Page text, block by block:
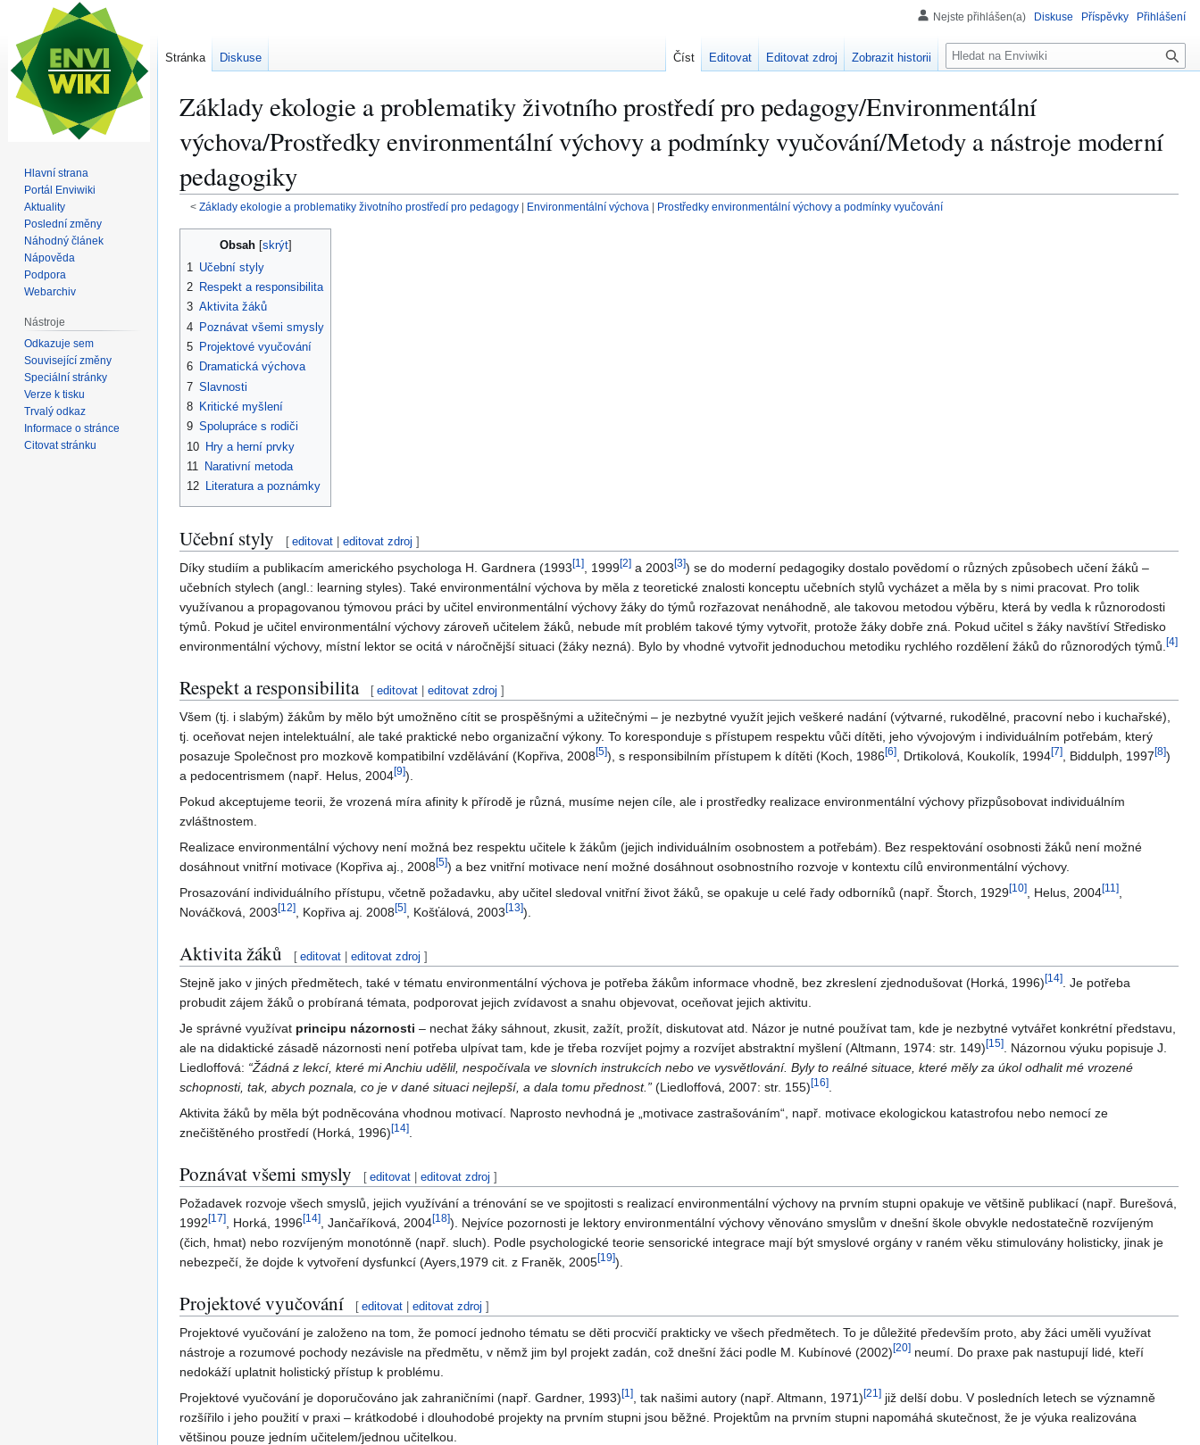
Základy ekologie a problematiky životního prostředí pro pedagogy/Environmentální
výchova/Prostředky environmentální výchovy a podmínky vyučování/Metody a nástroje moderní
pedagogiky
< Základy ekologie a problematiky životního prostředí pro pedagogy| Environmentální výchova Prostředky environmentální výchovy a podmínky vyučování
Obsah
1
Učební styly
2 Respekt a responsibilita
3 Aktivita žáků
4 Poznávat všemi smysly
5 Projektové vyučování
6 Dramatická výchova
7 Slavnosti
8 Kritické myšlení
9 Spolupráce s rodiči
10 Hry a herní prvky
11
Narativní metoda
12 Literatura a poznámky
Učební styly [ editovat |editovat zdroj ]
Díky studiím a publikacím amerického psychologa H. Gardnera (1993[1 ] , 1999[2] a 2003[3]) se do moderní pedagogiky dostalo povědomí o různých způsobech učení žáků –
učebních stylech (angl.: learning styles). Také environmentální výchova by měla z teoretické znalosti konceptu učebních stylů vycházet a měla by s nimi pracovat. Pro tolik
využívanou a propagovanou týmovou práci by učitel environmentální výchovy žáky do týmů rozřazovat nenáhodně, ale takovou metodou výběru, která by vedla k různorodosti
týmů. Pokud je učitel environmentální výchovy zároveň učitelem žáků, nebude mít problém takové týmy vytvořit, protože žáky dobře zná. Pokud učitel s žáky navštíví Středisko
environmentální výchovy, místní lektor se ocitá v náročnější situaci (žáky nezná). Bylo by vhodné vytvořit jednoduchou metodiku rychlého rozdělení žáků do různorodých týmů. [4]
Respekt a responsibilita [ editovat |editovat zdroj ]
Všem (tj. i slabým) žákům by mělo být umožněno cítit se prospěšnými a užitečnými – je nezbytné využít jejich veškeré nadání (výtvarné, rukodělné, pracovní nebo i kuchařské),
tj. oceňovat nejen intelektuální, ale také praktické nebo organizační výkony. To koresponduje s přístupem respektu vůči dítěti, jeho vývojovým i individuálním potřebám, který
posazuje Společnost pro mozkově kompatibilní vzdělávání (Kopřiva, 2008[5]), s responsibilním přístupem k dítěti (Koch, 1986[6] , Drtikolová, Koukolík, 1994[7] , Biddulph, 1997[8])
a pedocentrismem (např. Helus, 2004[9]).
Pokud akceptujeme teorii, že vrozená míra afinity k přírodě je různá, musíme nejen cíle, ale i prostředky realizace environmentální výchovy přizpůsobovat individuálním
zvláštnostem.
Realizace environmentální výchovy není možná bez respektu učitele k žákům (jejich individuálním osobnostem a potřebám). Bez respektování osobnosti žáků není možné
dosáhnout vnitřní motivace (Kopřiva aj., 2008[5]) a bez vnitřní motivace není možné dosáhnout osobnostního rozvoje v kontextu cílů environmentální výchovy.
Prosazování individuálního přístupu, včetně požadavku, aby učitel sledoval vnitřní život žáků, se opakuje u celé řady odborníků (např. Štorch, 1929[10] , Helus, 2004[11 ]
Nováčková, 2003[12] , Kopřiva aj. 2008[5] , Košťálová, 2003[13]).
Aktivita žáků [ editovat |editovat zdroj ]
Stejně jako v jiných předmětech, také v tématu environmentální výchova je potřeba žákům informace vhodně, bez zkreslení zjednodušovat (Horká, 1996)[14]
. Je potřeba
probudit zájem žáků o probíraná témata, podporovat jejich zvídavost a snahu objevovat, oceňovat jejich aktivitu.
Je správné využívat principu názornosti – nechat žáky sáhnout, zkusit, zažít, prožít, diskutovat atd. Názor je nutné používat tam, kde je nezbytné vytvářet konkrétní představu,
ale na didaktické zásadě názornosti není potřeba ulpívat tam, kde je třeba rozvíjet pojmy a rozvíjet abstraktní myšlení (Altmann, 1974: str. 149)[15]
. Názornou výuku popisuje J.
Liedloffová: “Žádná z lekcí, které mi Anchiu udělil, nespočívala ve slovních instrukcích nebo ve vysvětlování. Byly to reálné situace, které měly za úkol odhalit mé vrozené
schopnosti, tak, abych poznala, co je v dané situaci nejlepší, a dala tomu přednost.” (Liedloffová, 2007: str. 155)[16]
Aktivita žáků by měla být podněcována vhodnou motivací. Naprosto nevhodná je „motivace zastrašováním“, např. motivace ekologickou katastrofou nebo nemocí ze
znečištěného prostředí (Horká, 1996)[14]
Poznávat všemi smysly [ editovat |editovat zdroj ]
Požadavek rozvoje všech smyslů, jejich využívání a trénování se ve spojitosti s realizací environmentální výchovy na prvním stupni opakuje ve většině publikací (např. Burešová,
1992[17] , Horká, 1996[14] , Jančaříková, 2004[18]). Nejvíce pozornosti je lektory environmentální výchovy věnováno smyslům v dnešní škole obvykle nedostatečně rozvíjeným
(čich, hmat) nebo rozvíjeným monotónně (např. sluch). Podle psychologické teorie sensorické integrace mají být smyslové orgány v raném věku stimulovány holisticky, jinak je
nebezpečí, že dojde k vytvoření dysfunkcí (Ayers,1979 cit. z Franěk, 2005[19]).
Projektové vyučování [ editovat |editovat zdroj ]
Projektové vyučování je založeno na tom, že pomocí jednoho tématu se děti procvičí prakticky ve všech předmětech. To je důležité především proto, aby žáci uměli využívat
nástroje a rozumové pochody nezávisle na předmětu, v němž jim byl projekt zadán, což dnešní žáci podle M. Kubínové (2002)[20] neumí. Do praxe pak nastupují lidé, kteří
nedokáží uplatnit holistický přístup k problému.
Projektové vyučování je doporučováno jak zahraničními (např. Gardner, 1993)[1 ] , tak našimi autory (např. Altmann, 1971)[21 ] již delší dobu. V posledních letech se významně
rozšířilo i jeho použití v praxi – krátkodobé i dlouhodobé projekty na prvním stupni jsou běžné. Projektům na prvním stupni napomáhá skutečnost, že je výuka realizována
většinou pouze jedním učitelem/jednou učitelkou.
Nejste přihlášen(a) Diskuse Příspěvky Přihlášení
Stránka Diskuse Číst Editovat Editovat zdroj Zobrazit historii
H
l
d
á
n
Hlavní strana
Portál Enviwiki
Aktuality
Poslední změny
Náhodný článek
Nápověda
Podpora
Webarchiv
Nástroje
Odkazuje sem
Související změny
Speciální stránky
Verze k tisku
Trvalý odkaz
Informace o stránce
Citovat stránku